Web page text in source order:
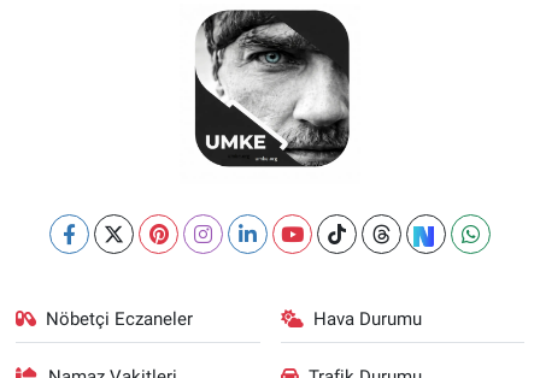
Nöbetçi Eczaneler Hava Durumu